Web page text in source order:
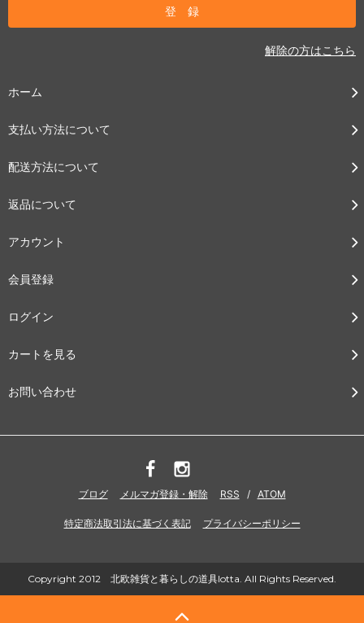
解除の方はこちら
ホーム
支払い方法について
配送方法について
返品について
アカウント
会員登録
ログイン
カートを見る
お問い合わせ
ブログ メルマガ登録・解除 RSS / ATOM
特定商法取引法に基づく表記 プライバシーポリシー
Copyright 2012 北欧雑貨と暮らしの道具lotta. All Rights Reserved.